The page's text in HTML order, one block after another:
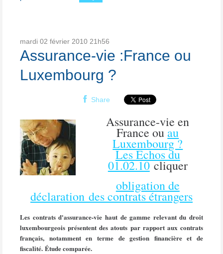
mardi 02 février 2010 21h56
Assurance-vie :France ou
Luxembourg ?
Share
Assurance-vie en
France ou au
Luxembourg ?
Les Echos du
01.02.10cliquer
obligation de
déclaration des contrats étrangers
Les contrats d'assurance-vie haut de gamme relevant du droit
luxembourgeois présentent des atouts par rapport aux contrats
français, notamment en terme de gestion financière et de
fiscalité. Étude comparée.